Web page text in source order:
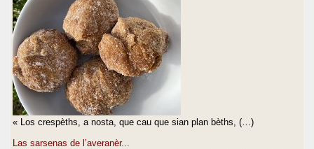
« Los crespèths, a nosta, que cau que sian plan bèths, (…)
Las sarsenas de l’averanèr...